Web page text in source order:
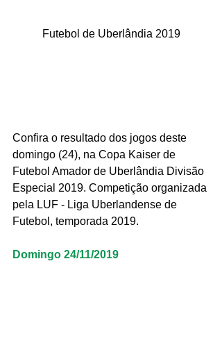
Futebol de Uberlândia 2019
Confira o resultado dos jogos deste
domingo (24), na Copa Kaiser de
Futebol Amador de Uberlândia Divisão
Especial 2019. Competição organizada
pela LUF - Liga Uberlandense de
Futebol, temporada 2019.
Domingo 24/11/2019